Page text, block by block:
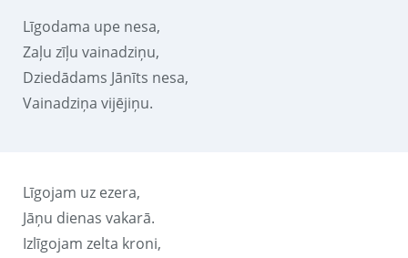
Līgodama upe nesa,
Zaļu zīļu vainadziņu,
Dziedādams Jānīts nesa,
Vainadziņa vijējiņu.
Līgojam uz ezera,
Jāņu dienas vakarā.
Izlīgojam zelta kroni,